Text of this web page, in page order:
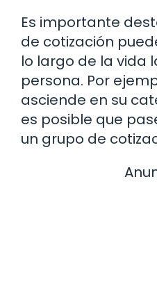
Es importante
de cotización
lo largo de la vida
persona. Por
asciende en su
es posible que
un grupo de